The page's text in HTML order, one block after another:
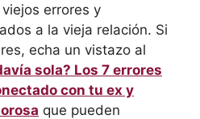
errores y
a la vieja relación. Si
echa un vistazo al
sola? Los 7 errores
con tu ex y
que pueden